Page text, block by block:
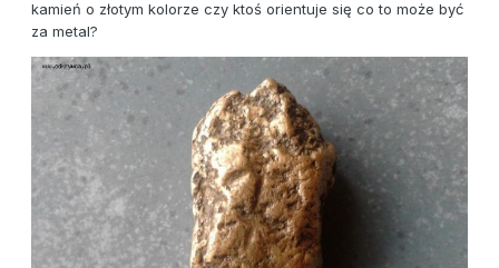
kamień o złotym kolorze czy ktoś orientuje się co to może być
za metal?